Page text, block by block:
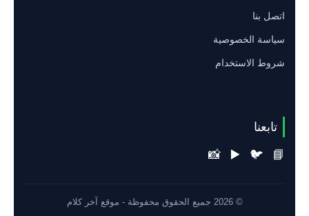
اتصل بنا
سياسة الخصوصية
شروط الاستخدام
تابعنا
📘
🐦
▶️
📸
© 2026 جميع الحقوق محفوظة - موقع آخر كلام